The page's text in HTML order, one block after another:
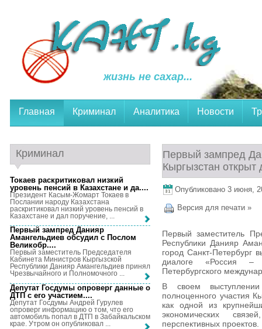
жизнь не сахар...
Главная Криминал Аналитика Новости
Первый зампред
Кыргызстан
Опубликовано 3 июня,
Версия для печати »
Первый заместитель
Республики Данияр
город Санкт-Петербург
диалоге «Россия –
Петербургского
В своем
полноценного участия
как одной из
экономических
перспективных проектов.
Криминал
Токаев раскритиковал низкий
уровень пенсий в Казахстане и да....
Президент Касым-Жомарт Токаев в
Послании народу Казахстана
раскритиковал низкий уровень пенсий в
Казахстане и дал поручение, ...
Первый зампред Данияр
Амангельдиев обсудил с Послом
Великобр....
Первый заместитель Председателя
Кабинета Министров Кыргызской
Республики Данияр Амангельдиев принял
Чрезвычайного и Полномочного ...
Депутат Госдумы опроверг данные о
ДТП с его участием....
Депутат Госдумы Андрей Гурулев
опроверг информацию о том, что его
автомобиль попал в ДТП в Забайкальском
крае. Утром он опубликовал ...